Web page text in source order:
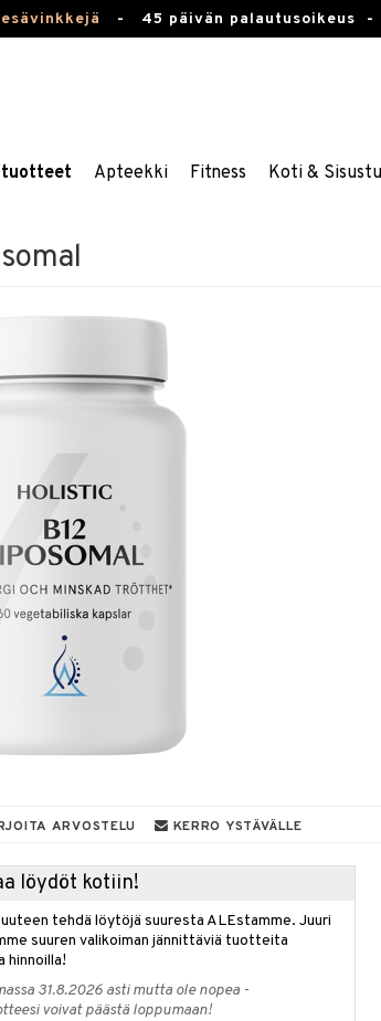
- 45 päivän palautusoikeus -
Apteekki Fitness Koti &
ARVOSTELU KERRO YSTÄVÄLLE
löydöt kotiin!
tehdä löytöjä suuresta ALEstamme. Juuri
suuren valikoiman jännittäviä tuotteita
hinnoilla!
31.8.2026 asti mutta ole nopea -
voivat päästä loppumaan!